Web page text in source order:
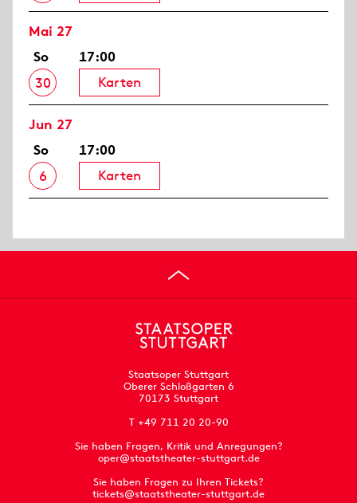
Mai 27
So
30
17:00
Karten
Jun 27
So
6
17:00
Karten
Staatsoper Stuttgart
Oberer Schloßgarten 6
70173 Stuttgart
T +49 711 20 20-90
Sie haben Fragen, Kritik und Anregungen?
oper@staatstheater-stuttgart.de
Sie haben Fragen zu Ihren Tickets?
tickets@staatstheater-stuttgart.de